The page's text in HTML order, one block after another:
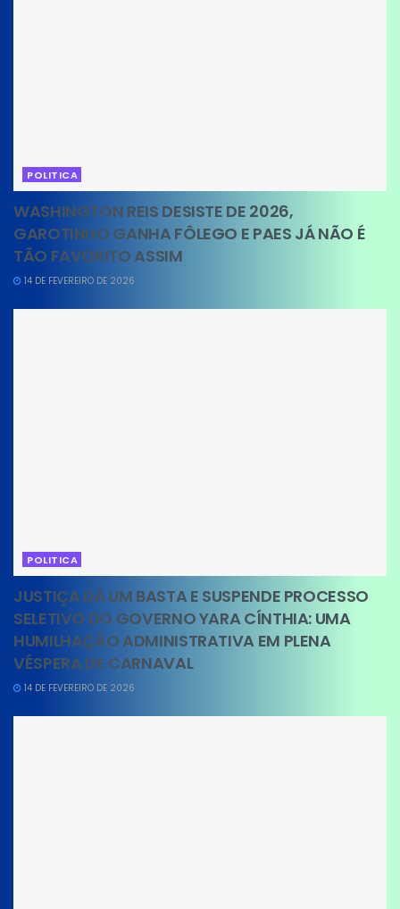
POLITICA
WASHINGTON REIS DESISTE DE 2026,
GAROTINHO GANHA FÔLEGO E PAES JÁ NÃO É
TÃO FAVORITO ASSIM
14 DE FEVEREIRO DE 2026
POLITICA
JUSTIÇA DÁ UM BASTA E SUSPENDE PROCESSO
SELETIVO DO GOVERNO YARA CÍNTHIA: UMA
HUMILHAÇÃO ADMINISTRATIVA EM PLENA
VÉSPERA DE CARNAVAL
14 DE FEVEREIRO DE 2026